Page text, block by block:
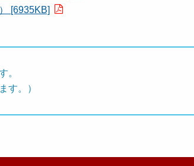
[6935KB]
。
す。）